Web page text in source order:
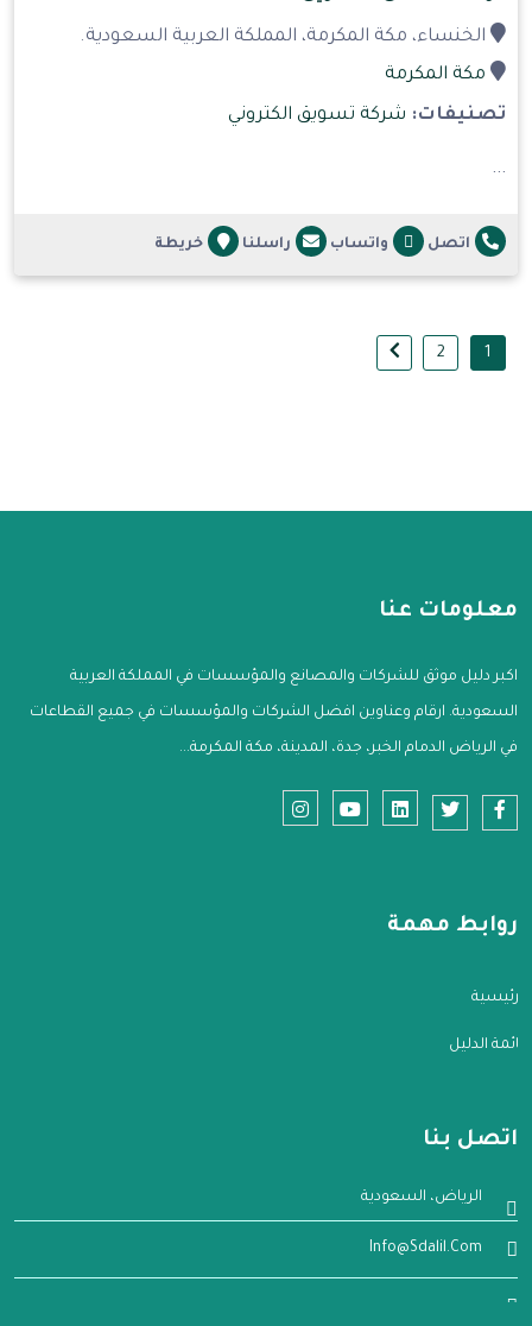
الخنساء، مكة المكرمة، المملكة العربية السعودية.
مكة المكرمة
تصنيفات: شركة تسويق الكتروني
...
اتصل واتساب راسلنا خريطة
1
2
معلومات عنا
اكبر دليل موثق للشركات والمصانع والمؤسسات في المملكة العربية
السعودية. ارقام وعناوين افضل الشركات والمؤسسات في جميع القطاعات
في الرياض الدمام الخبر، جدة، المدينة، مكة المكرمة...
روابط مهمة
الرئيسية
قائمة الدليل
اتصل بنا
الرياض، السعودية
Info@sdalil.com